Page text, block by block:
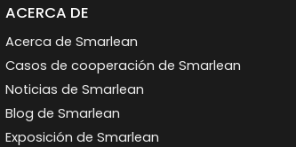
ACERCA DE
Acerca de Smarlean
Casos de cooperación de Smarlean
Noticias de Smarlean
Blog de Smarlean
Exposición de Smarlean